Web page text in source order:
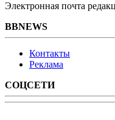
Электронная почта
BBNEWS
Контакты
Реклама
СОЦСЕТИ